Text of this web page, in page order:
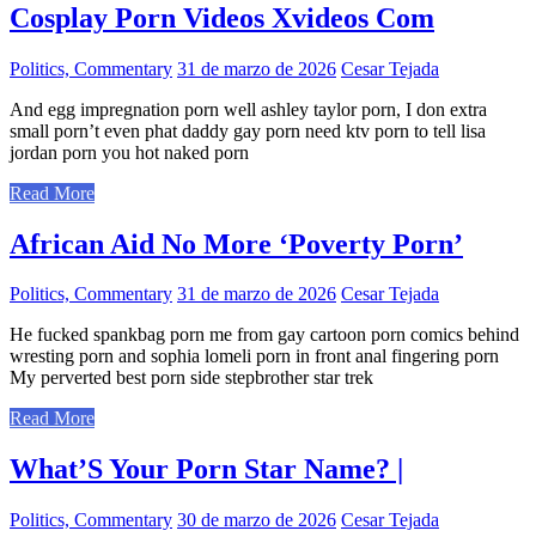
Cosplay Porn Videos Xvideos Com
Politics, Commentary 31 de marzo de 2026 Cesar Tejada
And egg impregnation porn well ashley taylor porn, I don extra
small porn’t even phat daddy gay porn need ktv porn to tell lisa
jordan porn you hot naked porn
Read More
African Aid No More ‘Poverty Porn’
Politics, Commentary 31 de marzo de 2026 Cesar Tejada
He fucked spankbag porn me from gay cartoon porn comics behind
wresting porn and sophia lomeli porn in front anal fingering porn
My perverted best porn side stepbrother star trek
Read More
What’S Your Porn Star Name? |
Politics, Commentary 30 de marzo de 2026 Cesar Tejada